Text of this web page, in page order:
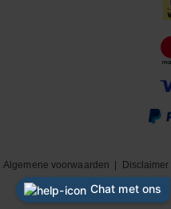
Algemene voorwaarden Disclaimer
|
Cookiebeleid